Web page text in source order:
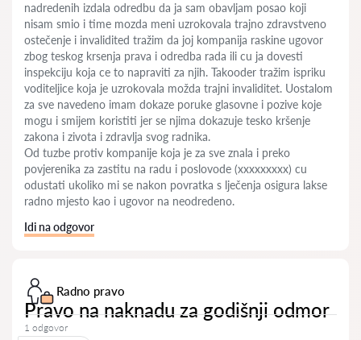
nadredenih izdala odredbu da ja sam obavljam posao koji
nisam smio i time mozda meni uzrokovala trajno zdravstveno
ostečenje i invalidited tražim da joj kompanija raskine ugovor
zbog teskog krsenja prava i odredba rada ili cu ja dovesti
inspekciju koja ce to napraviti za njih. Takooder tražim ispriku
voditeljice koja je uzrokovala možda trajni invaliditet. Uostalom
za sve navedeno imam dokaze poruke glasovne i pozive koje
mogu i smijem koristiti jer se njima dokazuje tesko kršenje
zakona i zivota i zdravlja svog radnika.
Od tuzbe protiv kompanije koja je za sve znala i preko
povjerenika za zastitu na radu i poslovode (xxxxxxxxx) cu
odustati ukoliko mi se nakon povratka s lječenja osigura lakse
radno mjesto kao i ugovor na neodredeno.
Idi na odgovor
Radno pravo
Pravo na naknadu za godišnji odmor
1 odgovor